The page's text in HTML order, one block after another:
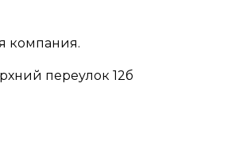
компания.
переулок 12б